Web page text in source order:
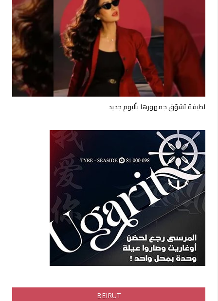
لطيفة تشوّق جمهورها بألبوم جديد
BEIRUT